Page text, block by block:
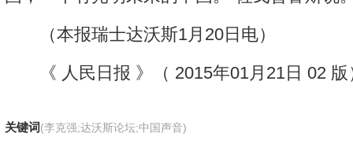
（本报瑞士达沃斯1月20日电）
《 人民日报 》（ 2015年01月21日 02 版
关键词(李克强;达沃斯论坛;中国声音)